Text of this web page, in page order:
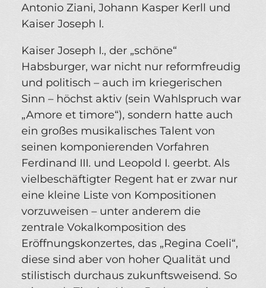
Antonio Ziani, Johann Kasper Kerll und
Kaiser Joseph I.
Kaiser Joseph I., der „schöne“
Habsburger, war nicht nur reformfreudig
und politisch – auch im kriegerischen
Sinn – höchst aktiv (sein Wahlspruch war
„Amore et timore“), sondern hatte auch
ein großes musikalisches Talent von
seinen komponierenden Vorfahren
Ferdinand III. und Leopold I. geerbt. Als
vielbeschäftigter Regent hat er zwar nur
eine kleine Liste von Kompositionen
vorzuweisen – unter anderem die
zentrale Vokalkomposition des
Eröffnungskonzertes, das „Regina Coeli“,
diese sind aber von hoher Qualität und
stilistisch durchaus zukunftsweisend. So